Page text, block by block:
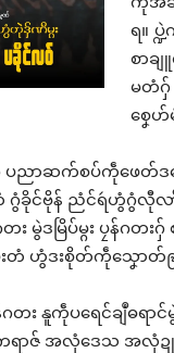
ရ။
စာ
မတံဂှ်
စၞေဟ်
ညာဆက်စပ်ကဵုဖေတ်ဒ
ဂွံခိုင်ဗိုန် ညံင်ရဴဟွံဂွံလီု
း မွဲဒမြိပ်မ္ဂး ပၠန်ဂ
တံ ဟွံဒးစိုတ်ကဵုသၞောတ်ဨ
း နူကဵုပရေင်ချဳဓရာ
ရာဇ် အလုံဒေသ အလုံ